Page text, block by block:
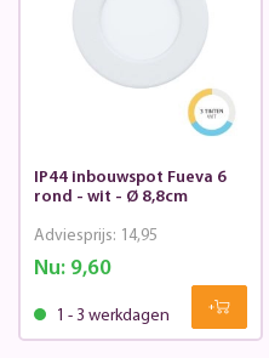
IP44 inbouwspot Fueva 6
rond - wit - Ø 8,8cm
Nu:9,60
Adviesprijs: 14,95
1 - 3 werkdagen